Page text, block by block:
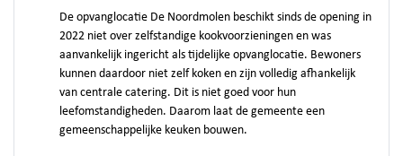
De opvanglocatie De Noordmolen beschikt sinds de opening in
2022 niet over zelfstandige kookvoorzieningen en was
aanvankelijk ingericht als tijdelijke opvanglocatie. Bewoners
kunnen daardoor niet zelf koken en zijn volledig afhankelijk
van centrale catering. Dit is niet goed voor hun
leefomstandigheden. Daarom laat de gemeente een
gemeenschappelijke keuken bouwen.